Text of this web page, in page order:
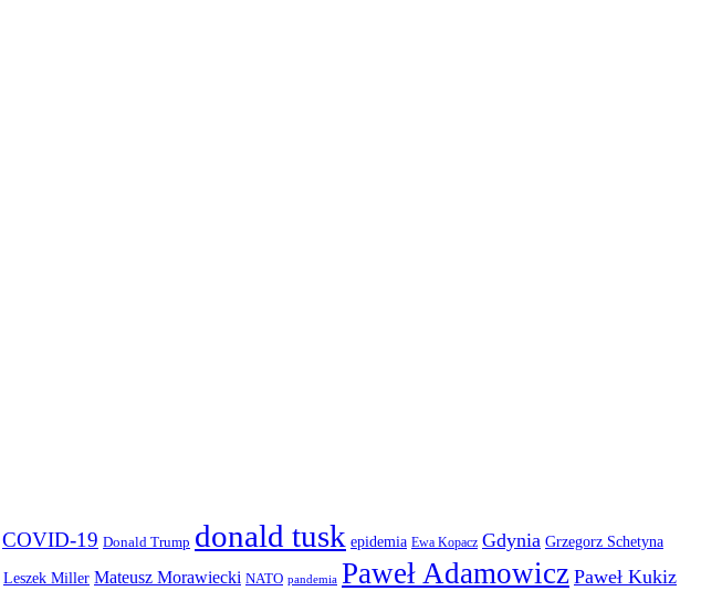
COVID-19 Donald Trump donald tusk epidemia Ewa Kopacz Gdynia Grzegorz Schetyna
Leszek Miller Mateusz Morawiecki NATO pandemia Paweł Adamowicz Paweł Kukiz